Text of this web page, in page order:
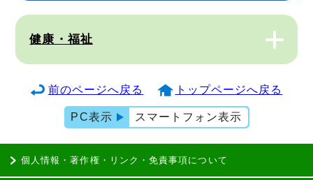
健康・福祉
前のページへ戻る トップページへ戻る
PC表示 スマートフォン表示
個人情報・著作権・リンク・免責事項について